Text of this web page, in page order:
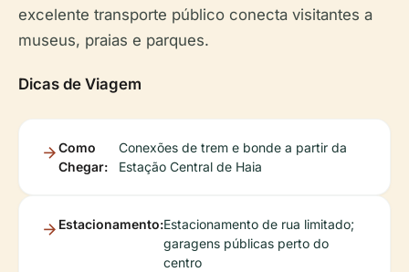
excelente transporte público conecta visitantes a
museus, praias e parques.
Dicas de Viagem
Como
Chegar:
Conexões de trem e bonde a partir da
Estação Central de Haia
Estacionamento:Estacionamento de rua limitado;
garagens públicas perto do
centro